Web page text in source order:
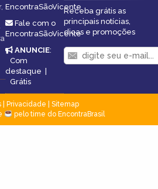
EncontraSãoVicente
Fale com o
EncontraSãoVicente
ANUNCIE:
Com
destaque
Grátis
Receba grátis as
principais notícias,
dicas e promoções
| Privacidade
Sitemap
pelo time do EncontraBrasil